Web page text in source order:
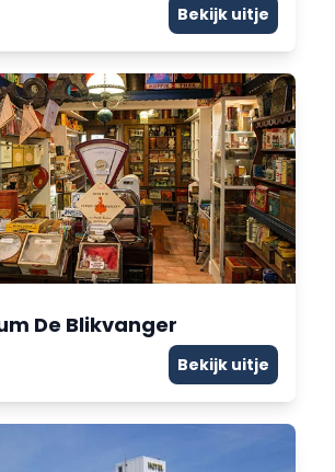
Bekijk uitje
De Blikvanger
Bekijk uitje